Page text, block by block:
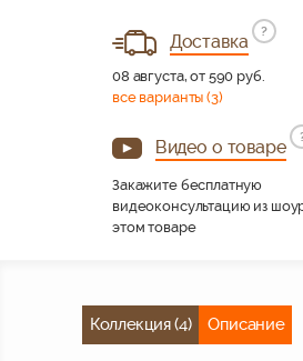
Доставка
?
08 августа, от 590 руб.
все варианты (3)
Видео о товаре
Закажите бесплатную
видеоконсультацию из
этом товаре
Коллекция (4) Описание